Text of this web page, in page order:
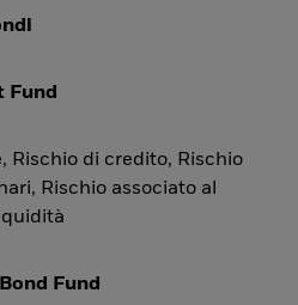
Fund
Rischio di credito, Rischio
Rischio associato al
Fund